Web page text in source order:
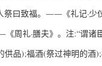
曰致福。――《礼记·少
周礼·膳夫》。注:“谓诸
供品);福酒(祭过神明的酒